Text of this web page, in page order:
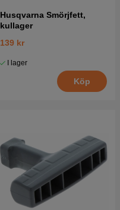
Husqvarna Smörjfett,
kullager
139 kr
I lager
Köp